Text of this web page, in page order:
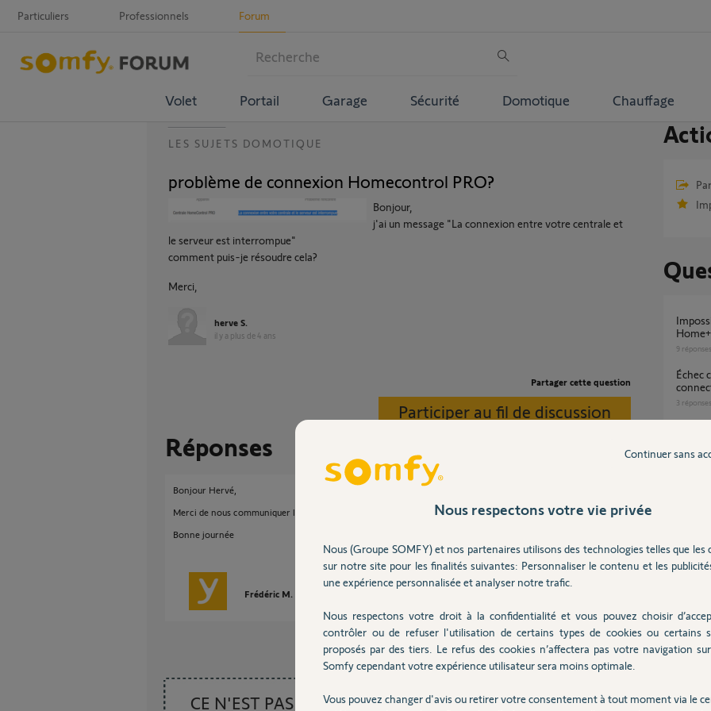
Particuliers Professionnels Forum
Volet Portail Garage Sécurité Domotique Chauffage
LES SUJETS DOMOTIQUE
problème de connexion Homecontrol PRO?
Bonjour,
j'ai un message "La connexion entre votre centrale et
le serveur est interrompue"
comment puis-je résoudre cela?
Merci,
herve S.
il y a plus de 4 ans
Partager cette question
Participer au fil de discussion
Réponses
Bonjour Hervé,
Merci de nous communiquer le N° MAC de votre centrale.
Bonne journée
Frédéric M.
CE N'EST PAS CE
Impossible d'associer mes volets dans
9 réponses
Échec connexion visiophone V500 pro io
3 réponses
Problème d'appairage de nouveaux volets
RTS
Problèmes ajout volet roulant box
Nous respectons votre vie privée
Nous (Groupe SOMFY) et nos partenaires utilisons des technologies telles que les
sur notre site pour les finalités suivantes: Personnaliser le contenu et les
une expérience personnalisée et analyser notre trafic.
Nous respectons votre droit à la confidentialité et vous pouvez choisir
contrôler ou de refuser l'utilisation de certains types de cookies ou certains
proposés par des tiers. Le refus des cookies n’affectera pas votre navigation
Somfy cependant votre expérience utilisateur sera moins optimale.
Vous pouvez changer d'avis ou retirer votre consentement à tout moment via le
Continuer sans